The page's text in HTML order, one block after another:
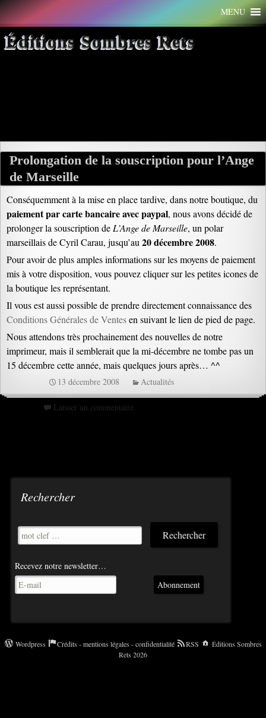
Aller
au
contenu
MENU
Éditions Sombres Rets
Archives par mot-clé : carte
Prolongation de la souscription pour l’Ange
de Marseille
Conséquemment à la mise en place tardive, dans notre boutique, du
paiement par carte bancaire avec paypal, nous avons décidé de
prolonger la souscription de L’Ange de Marseille, un polar
marseillais de Cyril Carau, jusqu’au 20 décembre 2008.
Pour avoir de plus amples informations sur les moyens de paiement
mis à votre disposition, vous pouvez cliquer sur les petites icones de
la boutique les représentant.
Il vous est aussi possible de prendre directement connaissance des
Conditions Générales de Ventesen suivant le lien de pied de page.
Nous attendons très prochainement des nouvelles de notre
imprimeur, mais il semblerait que la mi-décembre ne tombe pas un
15 décembre cette année, mais quelques jours après… ^^
13 décembre 2008 Actualités
Laisser un commentaire
Rechercher
Recevez notre newsletter…
Abonnement
Wordpress Crédits - mentions légales - confidentialité RSS
Éditions Sombres
Rets 2026